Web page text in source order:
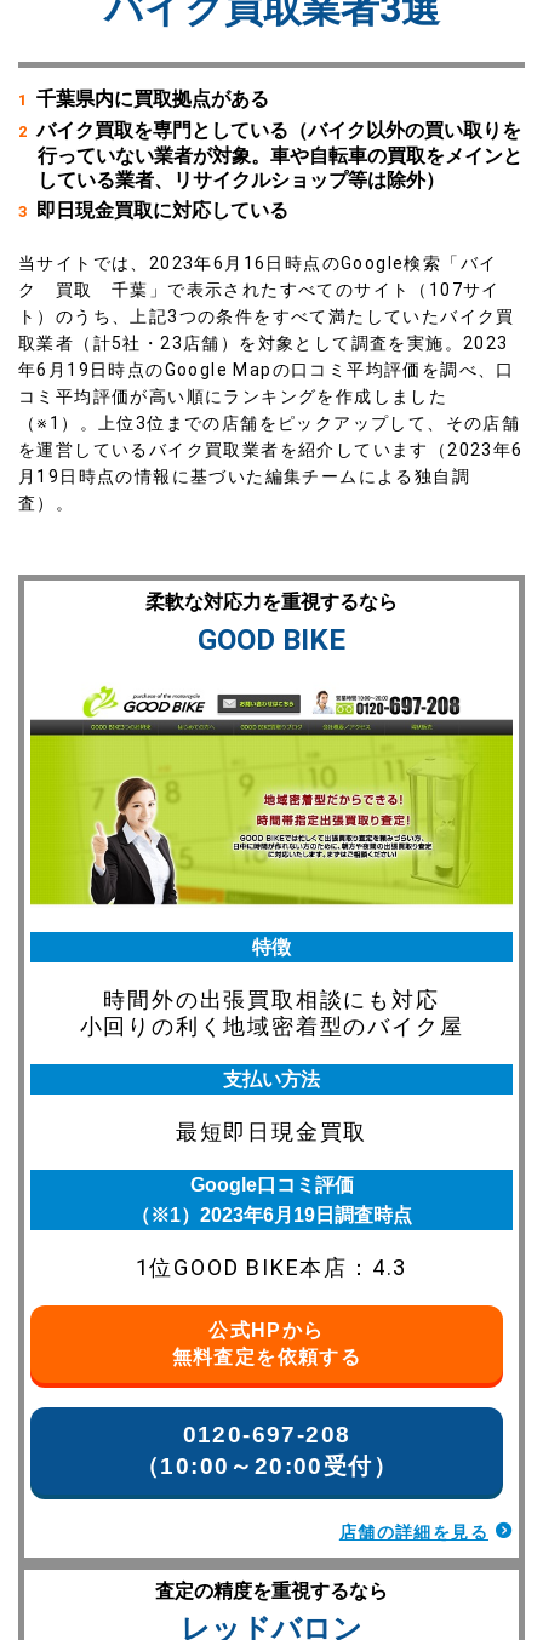
千葉県内に買取拠点がある
バイク買取を専門としている（バイク以外の買い取りを
行っていない業者が対象。車や自転車の買取をメインと
している業者、リサイクルショップ等は除外）
即日現金買取に対応している
当サイトでは、2023年6月16日時点のGoogle検索「バイ
ク 買取 千葉」で表示されたすべてのサイト（107サイ
ト）のうち、上記3つの条件をすべて満たしていたバイク買
取業者（計5社・23店舗）を対象として調査を実施。2023
年6月19日時点のGoogle Mapの口コミ平均評価を調べ、 口
コミ平均評価が高い順にランキングを作成 しました
（※1）。上位3位までの店舗をピックアップして、その店舗
を運営しているバイク買取業者を紹介しています（2023年6
月19日時点の情報に基づいた編集チームによる独自調
査）。
柔軟な対応力を重視するなら
GOOD BIKE
特徴
時間外の出張買取相談にも対応
小回りの利く地域密着型のバイク屋
支払い方法
最短即日 現金買取
Google口コミ評価
（※1）2023年6月19日調査時点
1位GOOD BIKE本店：4.3
公式HPから
無料査定を依頼する
0120-697-208
（10:00～20:00受付）
店舗の詳細を見る
査定の精度を重視するなら
レッドバロン